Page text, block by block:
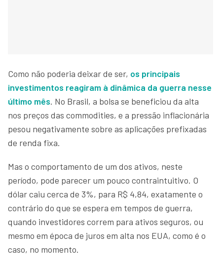
Como não poderia deixar de ser, os principais
investimentos reagiram à dinâmica da guerra nesse
último mês. No Brasil, a bolsa se beneficiou da alta
nos preços das commodities, e a pressão inflacionária
pesou negativamente sobre as aplicações prefixadas
de renda fixa.
Mas o comportamento de um dos ativos, neste
período, pode parecer um pouco contraintuitivo. O
dólar caiu cerca de 3%, para R$ 4,84, exatamente o
contrário do que se espera em tempos de guerra,
quando investidores correm para ativos seguros, ou
mesmo em época de juros em alta nos EUA, como é o
caso, no momento.